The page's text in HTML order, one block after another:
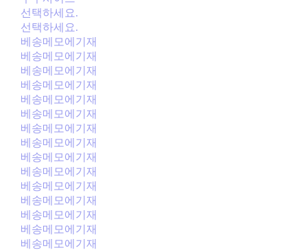
선택하세요.
선택하세요.
베송메모에기재
베송메모에기재
베송메모에기재
베송메모에기재
베송메모에기재
베송메모에기재
베송메모에기재
베송메모에기재
베송메모에기재
베송메모에기재
베송메모에기재
베송메모에기재
베송메모에기재
베송메모에기재
베송메모에기재